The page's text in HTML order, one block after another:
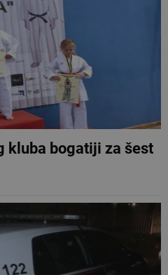
kluba bogatiji za šest